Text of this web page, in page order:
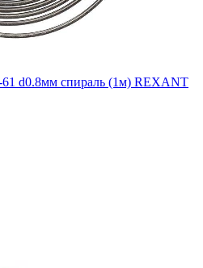
d0.8мм спираль (1м) REXANT